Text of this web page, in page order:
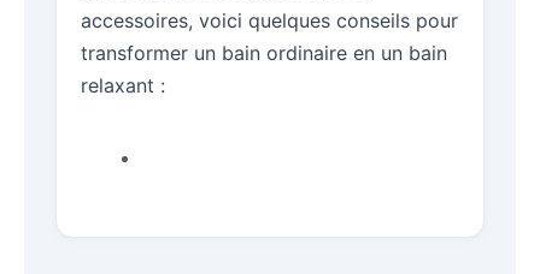
accessoires, voici quelques conseils pour
transformer un bain ordinaire en un bain
relaxant :